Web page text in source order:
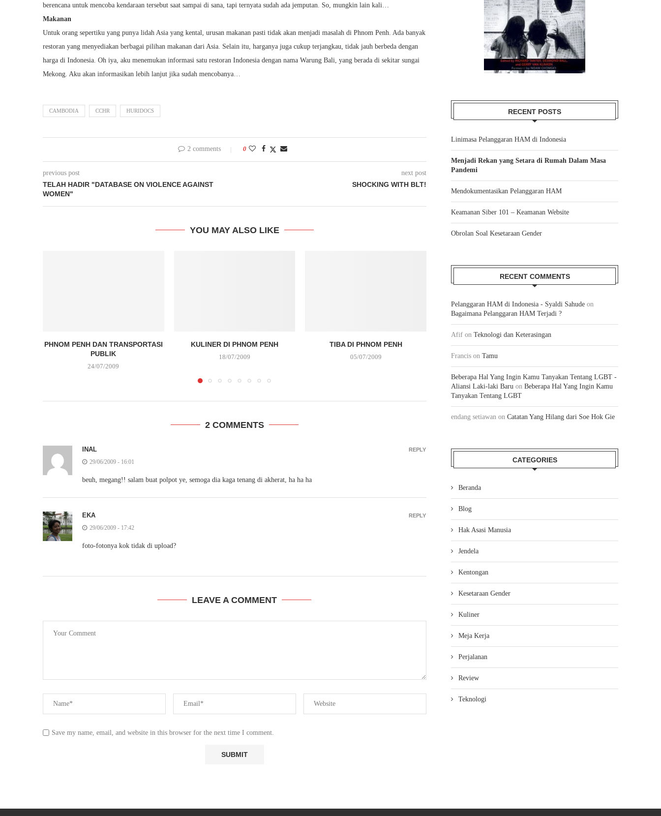
berencana untuk mencoba kendaraan tersebut saat sampai di sana, tapi ternyata sudah ada jemputan. So, mungkin lain kali…
Makanan
Untuk orang sepertiku yang punya lidah Asia yang kental, urusan makanan pasti tidak akan menjadi masalah di Phnom Penh. Ada banyak
restoran yang menyediakan berbagai pilihan makanan dari Asia. Selain itu, harganya juga cukup terjangkau, tidak jauh berbeda dengan
harga di Indonesia. Oh iya, aku menemukan informasi satu restoran Indonesia dengan nama Warung Bali, yang berada di sekitar sungai
Mekong. Aku akan informasikan lebih lanjut jika sudah mencobanya…
CAMBODIA CCHR HURIDOCS
2 comments 0
previous post
TELAH HADIR "DATABASE ON VIOLENCE AGAINST
WOMEN"
next post
SHOCKING WITH BLT!
YOU MAY ALSO LIKE
PHNOM PENH DAN TRANSPORTASI
PUBLIK
24/07/2009
KULINER DI PHNOM PENH
18/07/2009
TIBA DI PHNOM PENH
05/07/2009
MELEPAS KEPENATAN DI MONAS
11/04/2009
IRONI DI ATAS KRL
2 COMMENTS
INAL
29/06/2009 - 16:01
beuh, megang!! salam buat polpot ye, semoga dia kaga tenang di akherat, ha ha ha
REPLY
EKA
29/06/2009 - 17:42
foto-fotonya kok tidak di upload?
REPLY
LEAVE A COMMENT
Save my name, email, and website in this browser for the next time I comment.
RECENT POSTS
Linimasa Pelanggaran HAM di Indonesia
Menjadi Rekan yang Setara di Rumah Dalam Masa
Pandemi
Mendokumentasikan Pelanggaran HAM
Keamanan Siber 101 – Keamanan Website
Obrolan Soal Kesetaraan Gender
RECENT COMMENTS
Pelanggaran HAM di Indonesia - Syaldi Sahude on
Bagaimana Pelanggaran HAM Terjadi ?
Afif on Teknologi dan Keterasingan
Francis on Tamu
Beberapa Hal Yang Ingin Kamu Tanyakan Tentang LGBT -
Aliansi Laki-laki Baru on Beberapa Hal Yang Ingin Kamu
Tanyakan Tentang LGBT
endang setiawan on Catatan Yang Hilang dari Soe Hok Gie
CATEGORIES
Beranda
Blog
Hak Asasi Manusia
Jendela
Kentongan
Kesetaraan Gender
Kuliner
Meja Kerja
Perjalanan
Review
Teknologi